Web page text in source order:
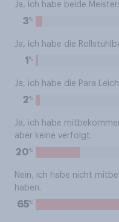
Ja, ich habe beide
3%
Ja, ich habe die
1 %
Ja, ich habe die Para
2%
Ja, ich habe
aber keine verfolgt.
20%
Nein, ich habe nicht
haben.
65%